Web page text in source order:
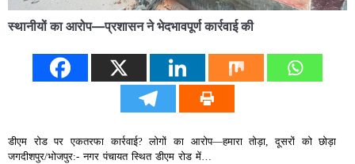
स्थानीयों का आरोप—प्रशासन ने भेदभावपूर्ण कार्रवाई की
डीएम रोड पर एकतरफा कार्रवाई? लोगों का आरोप—हमारा तोड़ा, दूसरों को छोड़ा
जगदीशपुर/भोजपुर:- नगर पंचायत स्थित डीएम रोड में…